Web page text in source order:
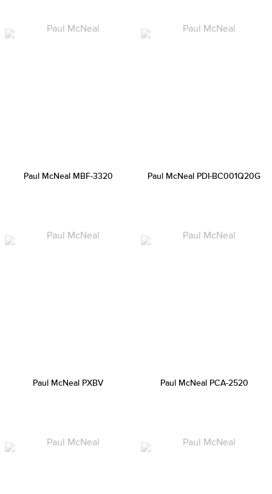
Paul McNeal MBF-3320 Paul McNeal PDI-BC001Q20G
Paul McNeal PXBV Paul McNeal PCA-2520